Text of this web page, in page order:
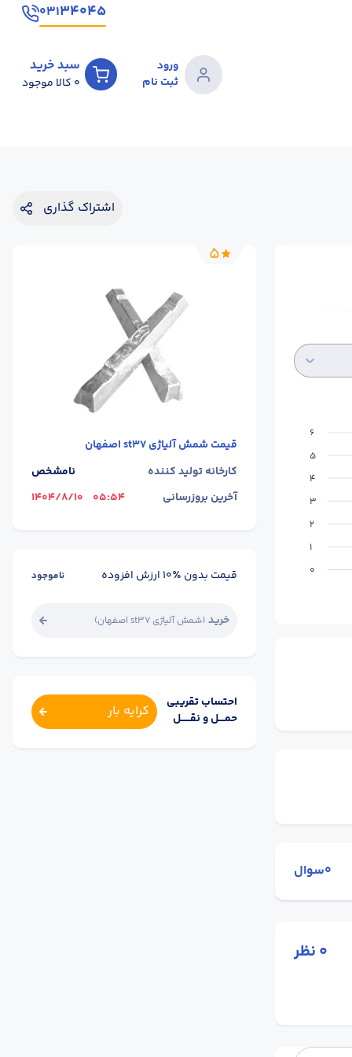
۳۴۰۴۵۰۳۱
ورود
ثبت نام
سبد خرید
0 کالا موجود
اشتراک گذاری
6
5
4
3
2
1
0
0سوال
0نظر
5
قیمت شمش آلیاژی st37 اصفهان
کارخانه تولید کننده
نامشخص
آخرین بروزرسانی
05:54
1404/8/10
قیمت بدون ٪۱۰ ارزش افزوده ناموجود
خرید (شمش آلیاژی st37 اصفهان )
احتساب تقریبی
حمــــل و نقــــــل
کرایه بار